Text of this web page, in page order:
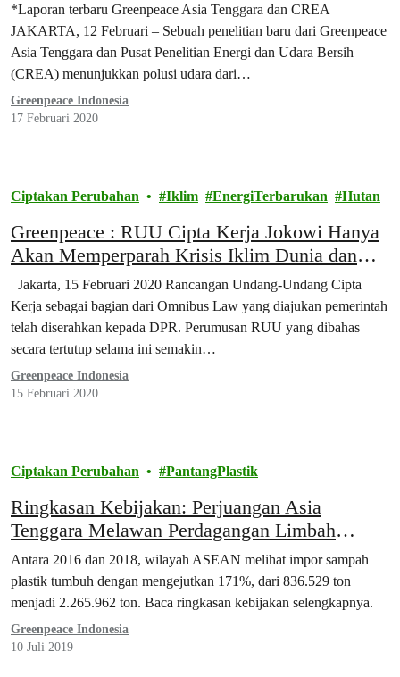
*Laporan terbaru Greenpeace Asia Tenggara dan CREA
JAKARTA, 12 Februari – Sebuah penelitian baru dari Greenpeace
Asia Tenggara dan Pusat Penelitian Energi dan Udara Bersih
(CREA) menunjukkan polusi udara dari…
Greenpeace Indonesia
17 Februari 2020
Ciptakan Perubahan Iklim EnergiTerbarukan Hutan
​Greenpeace : RUU Cipta Kerja Jokowi Hanya
Akan Memperparah Krisis Iklim Dunia dan
Memperburuk Kebakaran Hutan Indonesia
Jakarta, 15 Februari 2020 Rancangan Undang-Undang Cipta
Kerja sebagai bagian dari Omnibus Law yang diajukan pemerintah
telah diserahkan kepada DPR. Perumusan RUU yang dibahas
secara tertutup selama ini semakin…
Greenpeace Indonesia
15 Februari 2020
Ciptakan Perubahan PantangPlastik
Ringkasan Kebijakan: Perjuangan Asia
Tenggara Melawan Perdagangan Limbah
Plastik
Antara 2016 dan 2018, wilayah ASEAN melihat impor sampah
plastik tumbuh dengan mengejutkan 171%, dari 836.529 ton
menjadi 2.265.962 ton. Baca ringkasan kebijakan selengkapnya.
Greenpeace Indonesia
10 Juli 2019